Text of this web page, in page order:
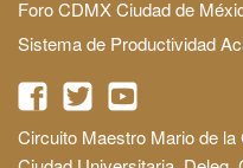
Foro CDMX Ciudad de
Sistema de Productividad
Circuito Maestro Mario de la